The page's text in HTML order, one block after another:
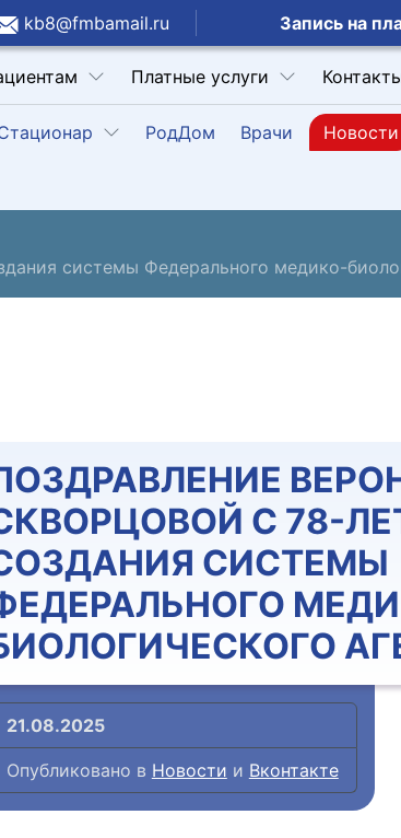
kb8@fmbamail.ru Запись на
Платные услуги
РодДом Врачи Новости
системы Федерального медико-
С 78-
СИСТЕМЫ
21.08.2025
Опубликовано в Новости и Вконтакте